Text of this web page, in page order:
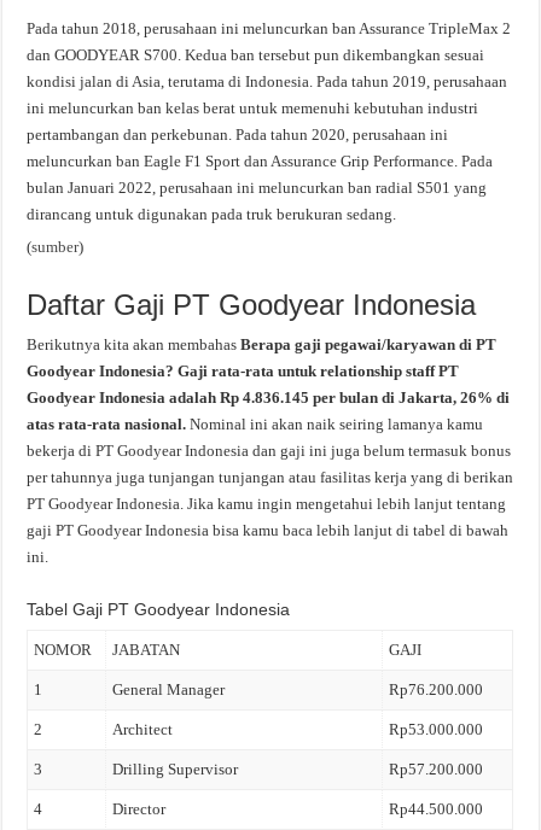
Pada tahun 2018, perusahaan ini meluncurkan ban Assurance TripleMax 2
dan GOODYEAR S700. Kedua ban tersebut pun dikembangkan sesuai
kondisi jalan di Asia, terutama di Indonesia. Pada tahun 2019, perusahaan
ini meluncurkan ban kelas berat untuk memenuhi kebutuhan industri
pertambangan dan perkebunan. Pada tahun 2020, perusahaan ini
meluncurkan ban Eagle F1 Sport dan Assurance Grip Performance. Pada
bulan Januari 2022, perusahaan ini meluncurkan ban radial S501 yang
dirancang untuk digunakan pada truk berukuran sedang.
(sumber)
Daftar Gaji PT Goodyear Indonesia
Berikutnya kita akan membahasBerapa gaji pegawai/karyawan di PT
Goodyear Indonesia? Gaji rata-rata untuk relationship staff PT
Goodyear Indonesia adalah Rp 4.836.145 per bulan di Jakarta, 26% di
atas rata-rata nasional.Nominal ini akan naik seiring lamanya kamu
bekerja di PT Goodyear Indonesia dan gaji ini juga belum termasuk bonus
per tahunnya juga tunjangan tunjangan atau fasilitas kerja yang di berikan
PT Goodyear Indonesia. Jika kamu ingin mengetahui lebih lanjut tentang
gaji PT Goodyear Indonesia bisa kamu baca lebih lanjut di tabel di bawah
ini.
Tabel Gaji PT Goodyear Indonesia
NOMOR JABATAN GAJI
1 General Manager Rp76.200.000
2 Architect Rp53.000.000
3 Drilling Supervisor Rp57.200.000
4 Director Rp44.500.000